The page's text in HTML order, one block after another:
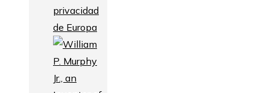
privacidad
de Europa